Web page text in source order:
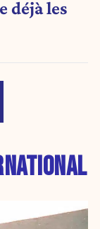
déjà les